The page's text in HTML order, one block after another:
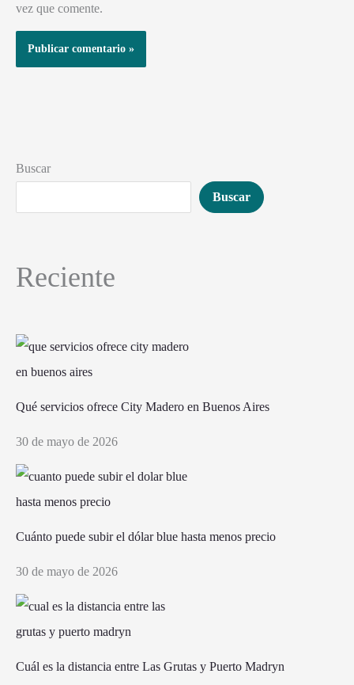
vez que comente.
Buscar
Buscar
Reciente
Qué servicios ofrece City Madero en Buenos Aires
30 de mayo de 2026
Cuánto puede subir el dólar blue hasta menos precio
30 de mayo de 2026
Cuál es la distancia entre Las Grutas y Puerto Madryn